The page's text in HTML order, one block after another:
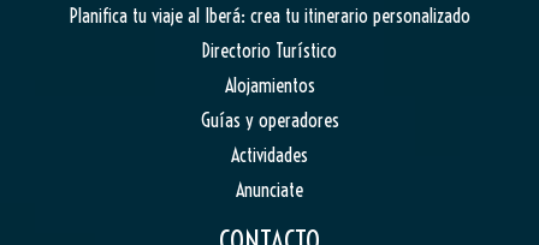
Planifica tu viaje al Iberá: crea tu itinerario personalizado
Directorio Turístico
Alojamientos
Guías y operadores
Actividades
Anunciate